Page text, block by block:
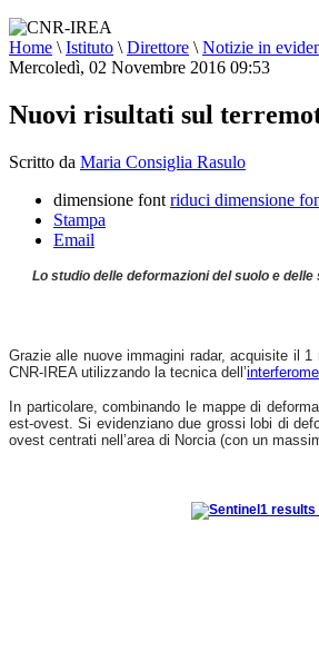
Home \ Istituto \ Direttore \ Notizie in
Mercoledì, 02 Novembre 2016 09:53
Nuovi risultati sul
Scritto da Maria Consiglia Rasulo
dimensione font riduci dimensione
Stampa
Email
Lo studio delle deformazioni del suolo e
Grazie alle nuove immagini radar, acquisite il
CNR-IREA utilizzando la tecnica dell’
In particolare, combinando le mappe di
est-ovest. Si evidenziano due grossi lobi di
ovest centrati nell’area di Norcia (con un